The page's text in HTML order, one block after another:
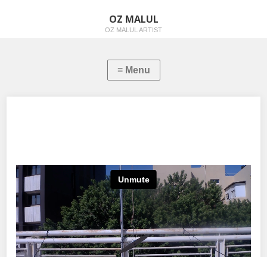
OZ MALUL
OZ MALUL ARTIST